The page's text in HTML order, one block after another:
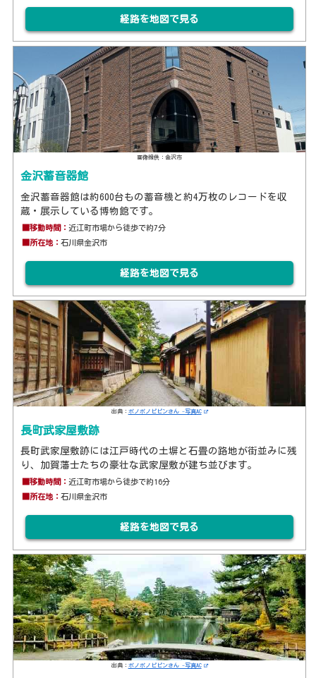
経路を地図で見る
画像提供：金沢市
金沢蓄音器館
金沢蓄音器館は約600台もの蓄音機と約4万枚のレコードを収
蔵・展示している博物館です。
■移動時間：近江町市場から徒歩で約7分
■所在地：石川県金沢市
経路を地図で見る
出典： ポノポノピピンさん -写真AC
長町武家屋敷跡
長町武家屋敷跡には江戸時代の土塀と石畳の路地が街並みに残
り、加賀藩士たちの豪壮な武家屋敷が建ち並びます。
■移動時間：近江町市場から徒歩で約16分
■所在地：石川県金沢市
経路を地図で見る
出典： ポノポノピピンさん -写真AC